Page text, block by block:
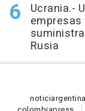
Ucrania.-
Rusia
noticiargentina